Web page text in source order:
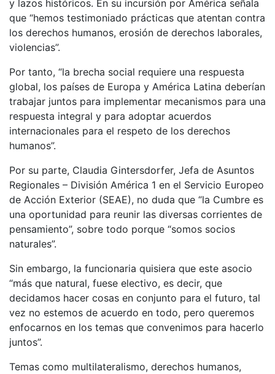
y lazos históricos. En su incursión por América señala
que “hemos testimoniado prácticas que atentan contra
los derechos humanos, erosión de derechos laborales,
violencias”.
Por tanto, “la brecha social requiere una respuesta
global, los países de Europa y América Latina deberían
trabajar juntos para implementar mecanismos para una
respuesta integral y para adoptar acuerdos
internacionales para el respeto de los derechos
humanos”.
Por su parte, Claudia Gintersdorfer, Jefa de Asuntos
Regionales – División América 1 en el Servicio Europeo
de Acción Exterior (SEAE), no duda que “la Cumbre es
una oportunidad para reunir las diversas corrientes de
pensamiento”, sobre todo porque “somos socios
naturales”.
Sin embargo, la funcionaria quisiera que este asocio
“más que natural, fuese electivo, es decir, que
decidamos hacer cosas en conjunto para el futuro, tal
vez no estemos de acuerdo en todo, pero queremos
enfocarnos en los temas que convenimos para hacerlo
juntos”.
Temas como multilateralismo, derechos humanos,